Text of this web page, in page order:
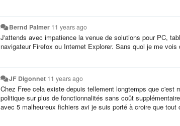
Bernd Palmer 11 years ago
J'attends avec impatience la venue de solutions pour PC,
navigateur Firefox ou Internet Explorer. Sans quoi je me
JF Digonnet 11 years ago
Chez Free cela existe depuis tellement longtemps que
politique sur plus de fonctionnalités sans coût
avec 5 malheureux fichiers avi je suis porté à croire que